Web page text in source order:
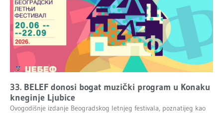
33. BELEF donosi bogat muzički program u Konaku
kneginje Ljubice
Ovogodišnje izdanje Beogradskog letnjeg festivala, poznatijeg kao